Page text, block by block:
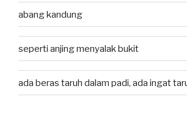
abang kandung
seperti anjing menyalak bukit
ada beras taruh dalam padi, ada ingat